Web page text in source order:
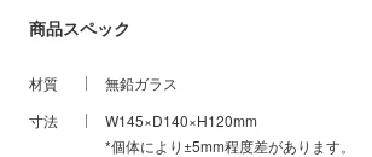
商品スペック
材質
無鉛ガラス
寸法
W145×D140×H120mm
*個体により±5mm程度差があります。